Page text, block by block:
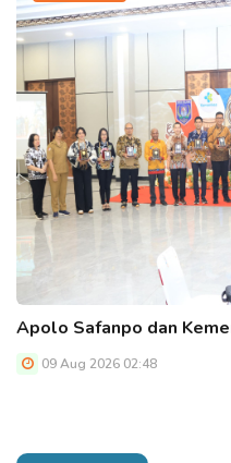
Apolo Safanpo dan
09 Aug 2026 02:48